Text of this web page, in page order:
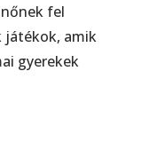
fel
játékok, amik
gyerekek